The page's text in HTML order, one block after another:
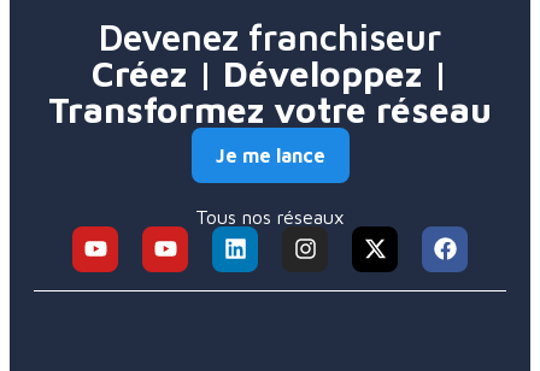
Devenez franchiseur
Créez | Développez |
Transformez votre réseau
Je me lance
Tous nos réseaux